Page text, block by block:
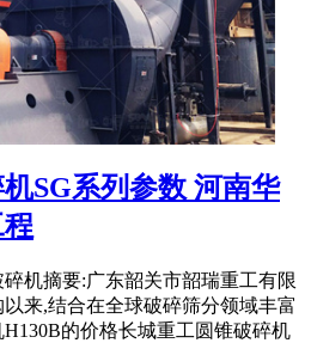
SG系列参数 河南华
机摘要:广东韶关市韶瑞重工有限
来,结合在全球破碎筛分领域丰富
的价格长城重工圆锥破碎机